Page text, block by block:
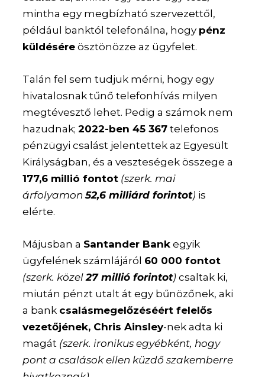
mintha egy megbízható szervezettől,
például banktól telefonálna, hogy pénz
küldésére ösztönözze az ügyfelet.
Talán fel sem tudjuk mérni, hogy egy
hivatalosnak tűnő telefonhívás milyen
megtévesztő lehet. Pedig a számok nem
hazudnak;2022-ben 45 367 telefonos
pénzügyi csalást jelentettek az Egyesült
Királyságban, és a veszteségek összege a
177,6 millió fontot (szerk. mai
árfolyamon52,6 milliárd forintot) is
elérte.
Májusban a Santander Bank egyik
ügyfelének számlájáról 60 000 fontot
(szerk. közel27 millió forintot) csaltak ki,
miután pénzt utalt át egy bűnözőnek, aki
a bank csalásmegelőzéséért felelős
vezetőjének, Chris Ainsley-nek adta ki
magát (szerk. ironikus egyébként, hogy
pont a csalások ellen küzdő szakemberre